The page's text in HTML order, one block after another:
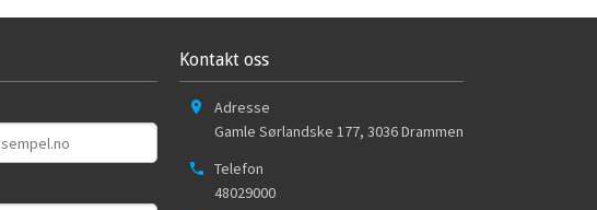
Kontakt oss
Adresse
Gamle Sørlandske 177, 3036Drammen
Telefon
48029000